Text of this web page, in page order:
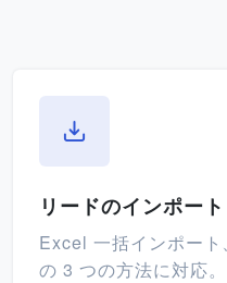
リードのインポート
Excel 一括インポー
の 3 つの方法に対応